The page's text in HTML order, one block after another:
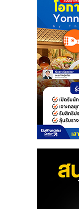
ไชส์
ขาย
หน้า
บ้าน
ลงทุน
น้อย